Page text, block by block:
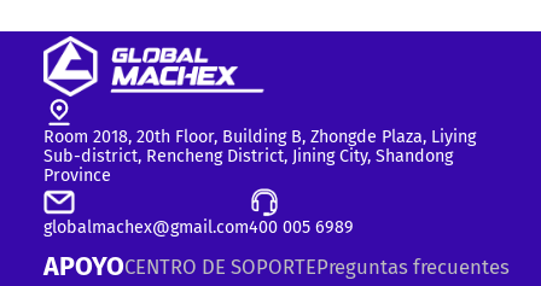
Room 2018, 20th Floor, Building B, Zhongde Plaza, Liying
Sub-district, Rencheng District, Jining City, Shandong
Province
globalmachex@gmail.com400 005 6989
APOYOCENTRO DE SOPORTEPreguntas frecuentes